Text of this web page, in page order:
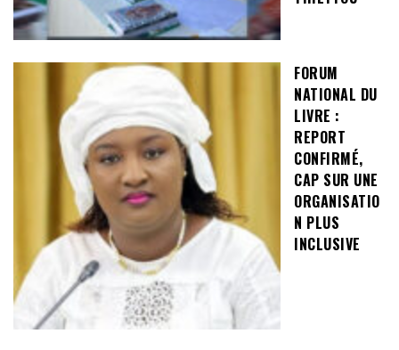
FORUM
NATIONAL DU
LIVRE :
REPORT
CONFIRMÉ,
CAP SUR UNE
ORGANISATIO
N PLUS
INCLUSIVE